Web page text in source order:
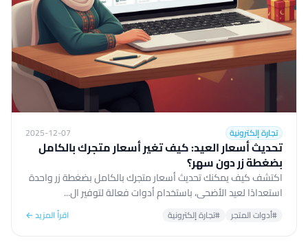
تجارة إلكترونية 2025-12-07
تحديث أسعار العيد: كيف تغير أسعار متجرك بالكامل
بضغطة زر دون سهر؟
اكتشف كيف يمكنك تحديث أسعار متجرك بالكامل بضغطة زر واحدة
استعدادًا لعيد الأضحى، باستخدام أدوات فعالة لتوفير ال...
#أدوات المتجر #تجارة إلكترونية اقرأ المزيد ←